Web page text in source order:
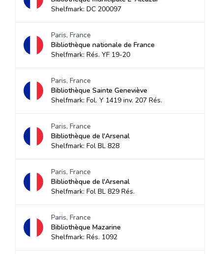
Shelfmark: DC 200097
Paris, France
Bibliothèque nationale de France
Shelfmark: Rés. YF 19-20
Paris, France
Bibliothèque Sainte Geneviève
Shelfmark: Fol. Y 1419 inv. 207 Rés.
Paris, France
Bibliothèque de l'Arsenal
Shelfmark: Fol BL 828
Paris, France
Bibliothèque de l'Arsenal
Shelfmark: Fol BL 829 Rés.
Paris, France
Bibliothèque Mazarine
Shelfmark: Rés. 1092